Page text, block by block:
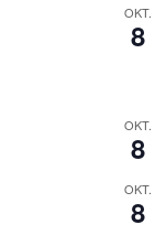
OKT.
8
OKT.
8
OKT.
8